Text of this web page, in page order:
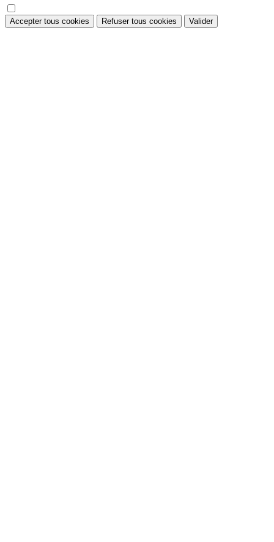
Accepter tous cookies Refuser tous cookies Valider